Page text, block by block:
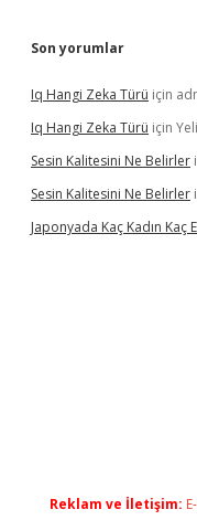
Son yorumlar
Iq Hangi Zeka Türü için
Iq Hangi Zeka Türü için
Sesin Kalitesini Ne Belirler
Sesin Kalitesini Ne Belirler
Japonyada Kaç Kadın Kaç
Reklam ve İletişim: